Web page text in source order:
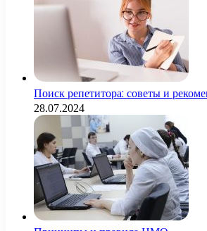
Поиск репетитора: советы и
28.07.2024